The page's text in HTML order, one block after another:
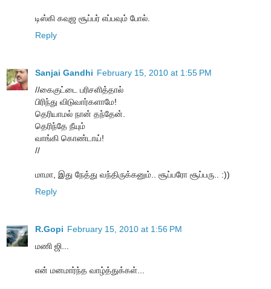
டிஸ்கி கவுஜ சூப்பர் எப்பவும் போல்.
Reply
Sanjai Gandhi February 15, 2010 at 1:55 PM
//கைகுட்டை பரிசளித்தால்
பிரிந்து விடுவார்களாமே!
தெரியாமல் நான் தந்தேன்.
தெரிந்தே நீயும்
வாங்கி கொண்டாய்!
//
மாமா, இது நேத்து வந்திருக்கனும்.. சூப்பரோ சூப்பரு.. :))
Reply
R.Gopi February 15, 2010 at 1:56 PM
மணி ஜி...
என் மனமார்ந்த வாழ்த்துக்கள்...